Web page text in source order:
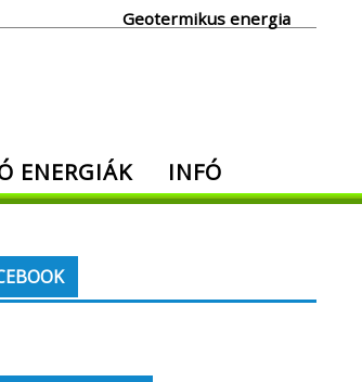
Geotermikus energia
ENERGIÁK INFÓ